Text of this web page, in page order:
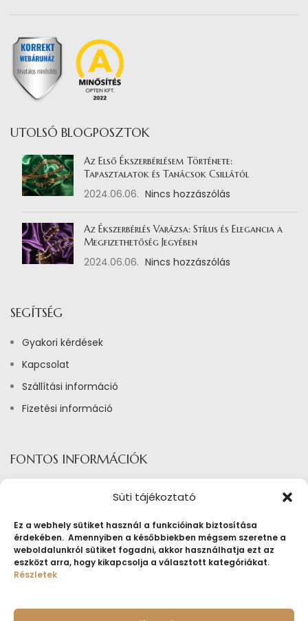
Süti tájékoztató
Ez a webhely sütiket használ a funkcióinak biztosítása
érdekében. Amennyiben a későbbiekben mégsem szeretne a
weboldalunkról sütiket fogadni, akkor használhatja ezt az
eszközt arra, hogy kikapcsolja a választott kategóriákat.
Részletek
UTOLSÓ BLOGPOSZTOK
Az Első Ékszerbérlésem Története:
Tapasztalatok és Tanácsok Csillától
2024.06.06. Nincs hozzászólás
Az Ékszerbérlés Varázsa: Stílus és Elegancia a
Megfizethetőség Jegyében
2024.06.06. Nincs hozzászólás
SEGÍTSÉG
Gyakori kérdések
Kapcsolat
Szállítási információ
Fizetési információ
FONTOS INFORMÁCIÓK
Általános Szerződési Feltételek
Tájékoztató sütik alkalmazásáról
Fogyasztóvédelmi tájékoztató